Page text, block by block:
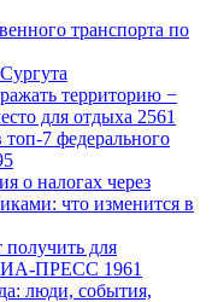
транспорта по
территорию −
для отдыха 2561
7 федерального
о налогах через
что изменится в
для
ПРЕСС 1961
люди, события,